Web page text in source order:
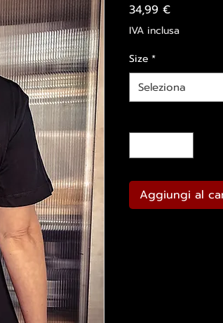
34,99 €Prezzo
IVA inclusa
Size *
Seleziona
Aggiungi al